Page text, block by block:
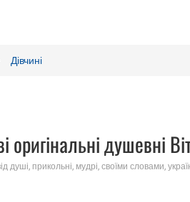
Дівчині
оригінальні душевні
душі, прикольні, мудрі, своїми словами,